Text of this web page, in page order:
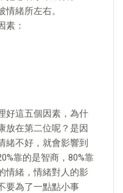
緒所左右。
素：
好這五個因素，為什
放在第二位呢？是因
緒不好，就會影響到
靠的是智商，80%靠
情緒，情緒對人的影
要為了一點點小事